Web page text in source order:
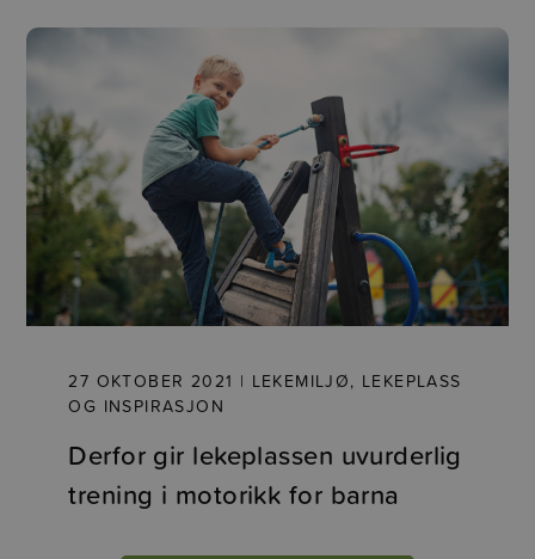
27 OKTOBER 2021 | LEKEMILJØ, LEKEPLASS
OG INSPIRASJON
Derfor gir lekeplassen uvurderlig
trening i motorikk for barna